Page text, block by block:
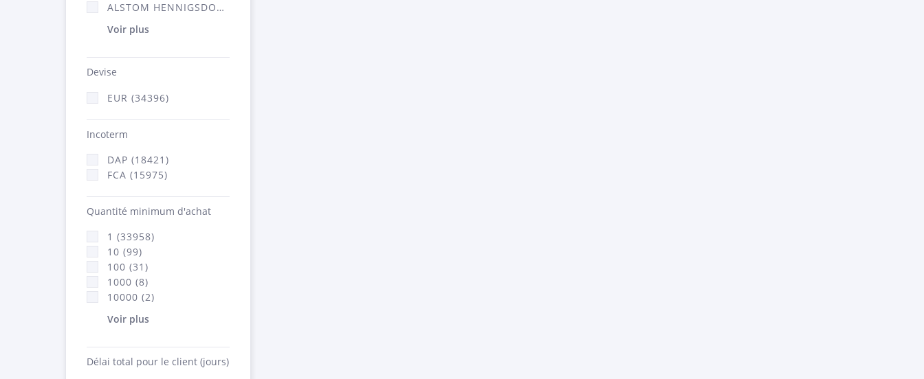
ALSTOM HENNIGSDORF (21)
Voir plus
Devise
EUR (34396)
Incoterm
DAP (18421)
FCA (15975)
Quantité minimum d'achat
1 (33958)
10 (99)
100 (31)
1000 (8)
10000 (2)
Voir plus
Délai total pour le client (jours)